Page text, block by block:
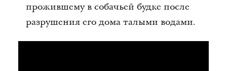
прожившему в собачьей будке после
разрушения его дома талыми водами.